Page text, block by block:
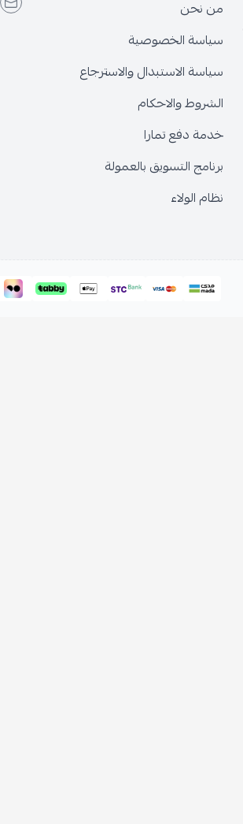
من نحن
سياسة الخصوصية
سياسة الاستبدال والاسترجاع
الشروط والاحكام
خدمة دفع تمارا
برنامج التسويق بالعمولة
نظام الولاء